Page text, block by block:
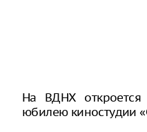
На ВДНХ откроется
юбилею киностудии